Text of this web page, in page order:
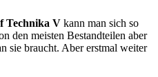
Technika V kann man sich so
den meisten Bestandteilen aber
sie braucht. Aber erstmal weiter